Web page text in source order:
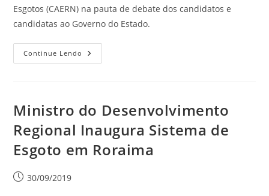
Esgotos (CAERN) na pauta de debate dos candidatos e
candidatas ao Governo do Estado.
Continue Lendo
Ministro do Desenvolvimento
Regional Inaugura Sistema de
Esgoto em Roraima
30/09/2019